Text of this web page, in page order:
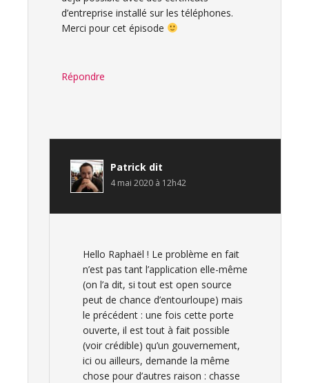
d’entreprise installé sur les téléphones.
Merci pour cet épisode
Répondre
Patrick dit
4 mai 2020 à 12h42
Hello Raphaël ! Le problème en fait
n’est pas tant l’application elle-même
(on l’a dit, si tout est open source
peut de chance d’entourloupe) mais
le précédent : une fois cette porte
ouverte, il est tout à fait possible
(voir crédible) qu’un gouvernement,
ici ou ailleurs, demande la même
chose pour d’autres raison : chasse